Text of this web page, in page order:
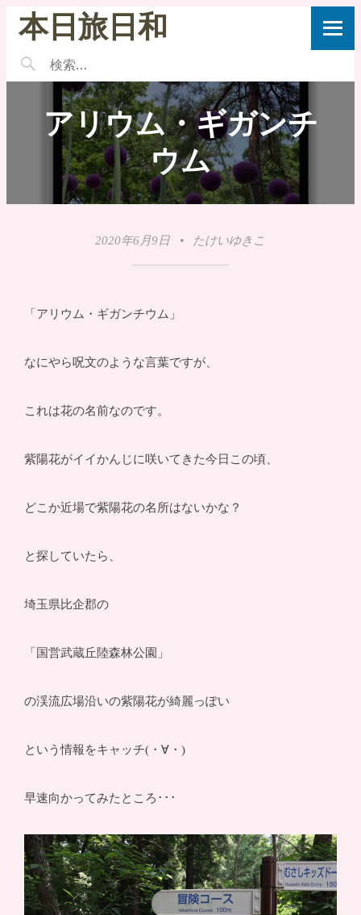
本日旅日和
アリウム・ギガンチ
ウム
2020年6月9日 • たけいゆきこ
「アリウム・ギガンチウム」
なにやら呪文のような言葉ですが、
これは花の名前なのです。
紫陽花がイイかんじに咲いてきた今日この頃、
どこか近場で紫陽花の名所はないかな？
と探していたら、
埼玉県比企郡の
「国営武蔵丘陸森林公園」
の渓流広場沿いの紫陽花が綺麗っぽい
という情報をキャッチ(・∀・)
早速向かってみたところ･･･